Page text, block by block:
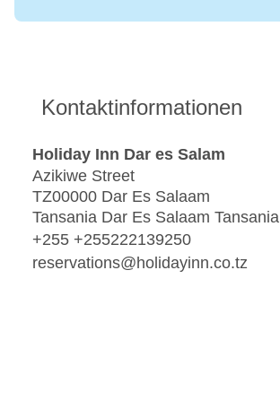
Kontaktinformationen
Holiday Inn Dar es Salam
Azikiwe Street
TZ00000 Dar Es Salaam
Tansania Dar Es Salaam Tansania
+255 +255222139250
reservations@holidayinn.co.tz